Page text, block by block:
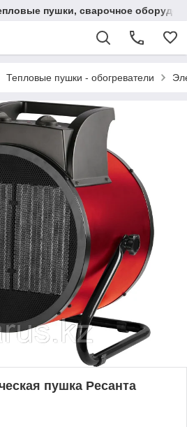
пушки, сварочное
Тепловые пушки - обогреватели
пушка Ресанта